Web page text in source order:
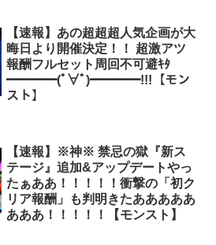
【速報】あの超超超人気企画が大
晦日より開催決定！！ 超激アツ
報酬フルセット周回不可避ｷﾀ
━━━━(ﾟ∀ﾟ)━━━━!!!【モン
スト】
【速報】※神※ 禁忌の獄『新ス
テージ』追加&アップデートやっ
たぁああ！！！！！衝撃の「初ク
リア報酬」も判明きたあああああ
あああ！！！！！【モンスト】